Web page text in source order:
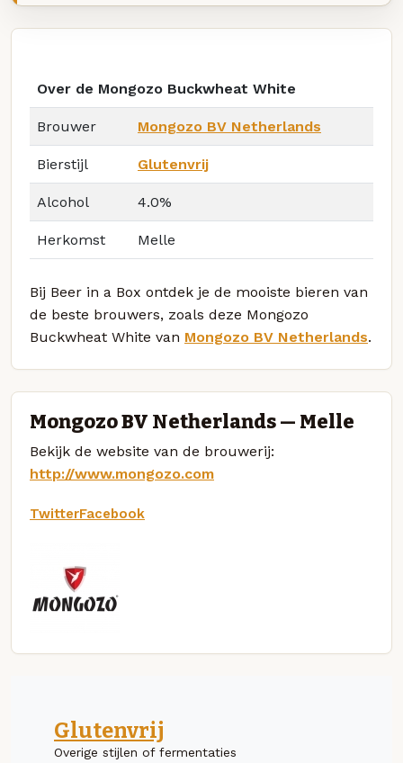
Over de Mongozo Buckwheat White
Brouwer Mongozo BV Netherlands
Bierstijl Glutenvrij
Alcohol 4.0%
Herkomst Melle
Bij Beer in a Box ontdek je de mooiste bieren van
de beste brouwers, zoals deze Mongozo
Buckwheat White van Mongozo BV Netherlands.
Mongozo BV Netherlands — Melle
Bekijk de website van de brouwerij:
http://www.mongozo.com
TwitterFacebook
Glutenvrij
Overige stijlen of fermentaties